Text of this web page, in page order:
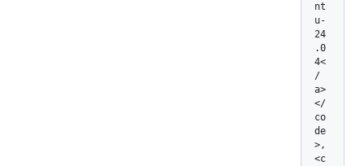
nt
u-
24
.0
4<
/
a>
</
co
de
>,
<c